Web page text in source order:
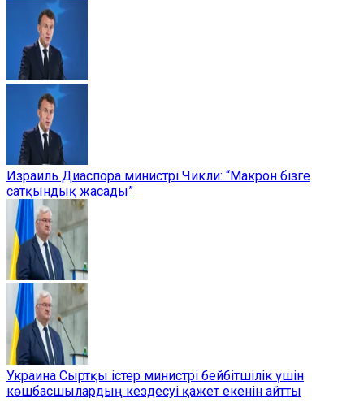
Израиль Диаспора министрі Чикли: “Макрон бізге
сатқындық жасады”
Украина Сыртқы істер министрі бейбітшілік үшін
көшбасшылардың кездесуі қажет екенін айтты